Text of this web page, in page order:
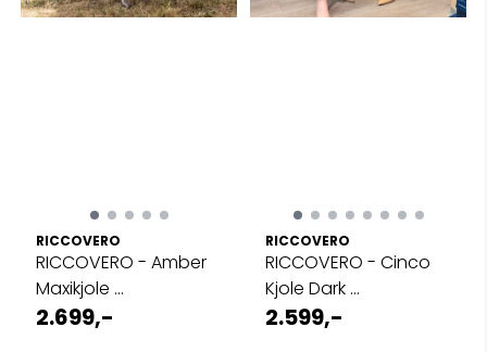
RICCOVERO
RICCOVERO - Amber
Maxikjole ...
2.699,-
RICCOVERO
RICCOVERO - Cinco
Kjole Dark ...
2.599,-